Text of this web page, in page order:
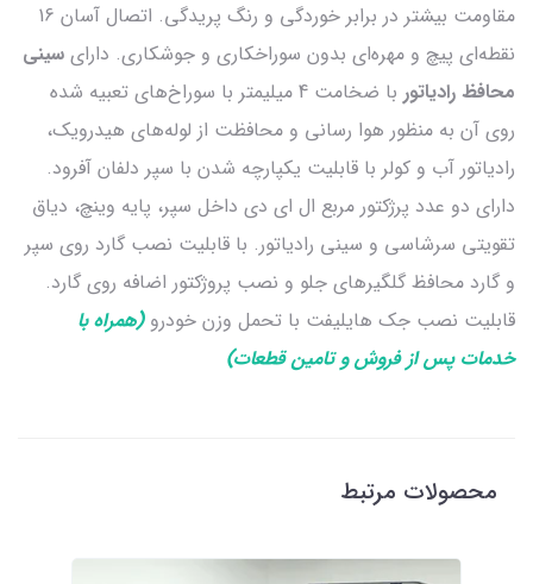
مقاومت بیشتر در برابر خوردگی و رنگ پریدگی. اتصال آسان 16
نقطه‌ای پیچ و مهره‌ای بدون سوراخکاری و جوشکاری. دارای سینی
محافظ رادیاتور
با ضخامت 4 میلیمتر با سوراخ‌های تعبیه شده
روی آن به منظور هوا رسانی و محافظت از لوله‌های هیدرویک،
رادیاتور آب و کولر با قابلیت یکپارچه شدن با سپر دلفان آفرود.
دارای دو عدد پرژکتور مربع ال ای دی داخل سپر، پایه وینچ، دیاق
تقویتی سرشاسی و سینی رادیاتور. با قابلیت نصب گارد روی سپر
و گارد محافظ گلگیرهای جلو و نصب پروژکتور اضافه روی گارد.
قابلیت نصب جک هایلیفت با تحمل وزن خودرو(همراه با
خدمات پس از فروش و تامین قطعات)
محصولات مرتبط